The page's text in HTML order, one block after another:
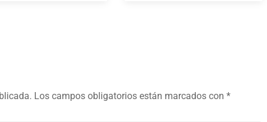
Los campos obligatorios están marcados con *